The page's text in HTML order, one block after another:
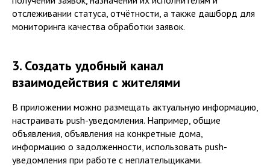
отслеживании статуса, отчётности, а также дашборд для
мониторинга качества обработки заявок.
3. Создать удобный канал
взаимодействия с жителями
В приложении можно размещать актуальную информацию,
настраивать push-уведомления. Например, общие
объявления, объявления на конкретные дома,
информацию о задолженности, использовать push-
уведомления при работе с неплательщиками.